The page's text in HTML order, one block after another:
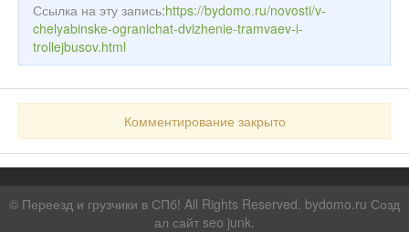
Ссылка на эту запись:https://bydomo.ru/novosti/v-
chelyabinske-ogranichat-dvizhenie-tramvaev-i-
trollejbusov.html
Комментирование закрыто
© Переезд и грузчики в СПб! All Rights Reserved. bydomo.ru Созд
ал сайт seo junk.